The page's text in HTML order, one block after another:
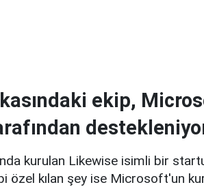
ekip,
kurulan Likewise isimli bir
özel kılan şey ise Microsoft'un